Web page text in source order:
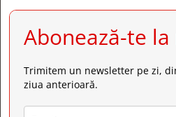
Abonează-te
Trimitem un newsletter pe zi,
ziua anterioară.